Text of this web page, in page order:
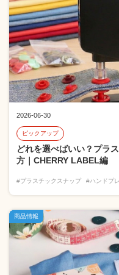
2026-06-30
ピックアップ
どれを選べばいい？プラ
方｜CHERRY LABEL編
#プラスチックスナップ #ハンドプ
商品情報